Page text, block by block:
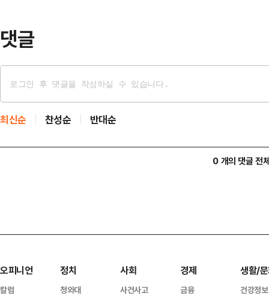
댓글
최신순 찬성순 반대순
0 개의 댓글 전
오피니언
칼럼
정치
청와대
사회
사건사고
경제
금융
생활/
건강정보